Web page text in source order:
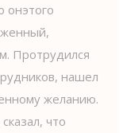
онэтого
Протрудился
нашел
желанию.
что